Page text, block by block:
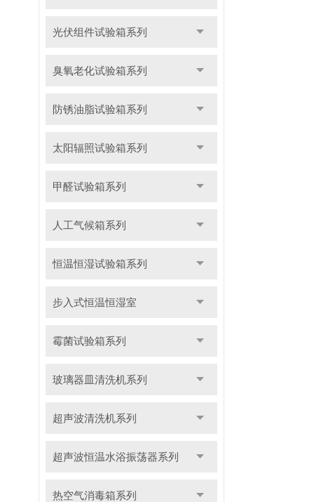
光伏组件试验箱系列
臭氧老化试验箱系列
防锈油脂试验箱系列
太阳辐照试验箱系列
甲醛试验箱系列
人工气候箱系列
恒温恒湿试验箱系列
步入式恒温恒湿室
霉菌试验箱系列
玻璃器皿清洗机系列
超声波清洗机系列
超声波恒温水浴振荡器系列
热空气消毒箱系列